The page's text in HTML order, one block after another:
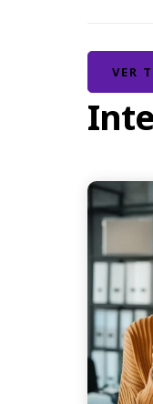
VER